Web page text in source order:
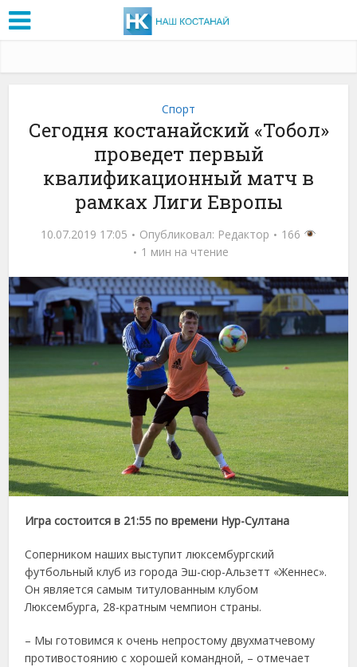
Спорт
Сегодня костанайский «Тобол»
проведет первый
квалификационный матч в
рамках Лиги Европы
10.07.2019 17:05 Опубликовал: Редактор
166
1 мин на чтение
Игра состоится в 21:55 по времени Нур-Султана
Соперником наших выступит люксембургский
футбольный клуб из города Эш-сюр-Альзетт «Женнес».
Он является самым титулованным клубом
Люксембурга, 28-кратным чемпион страны.
– Мы готовимся к очень непростому двухматчевому
противостоянию с хорошей командной, – отмечает